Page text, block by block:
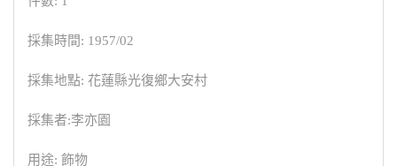
採集時間: 1957/02
採集地點: 花蓮縣光復鄉大安村
採集者:李亦園
用途: 飾物